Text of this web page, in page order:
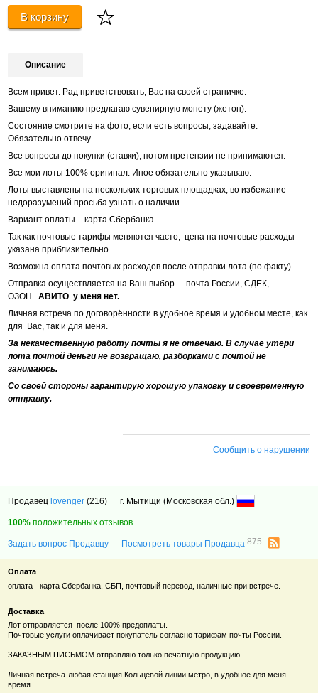
В корзину
Описание
Всем привет. Рад приветствовать, Вас на своей страничке.
Вашему вниманию предлагаю сувенирную монету (жетон).
Состояние смотрите на фото, если есть вопросы, задавайте.
Обязательно отвечу.
Все вопросы до покупки (ставки), потом претензии не принимаются.
Все мои лоты 100% оригинал. Иное обязательно указываю.
Лоты выставлены на нескольких торговых площадках, во избежание
недоразумений просьба узнать о наличии.
Вариант оплаты – карта Сбербанка.
Так как почтовые тарифы меняются часто, цена на почтовые расходы
указана приблизительно.
Возможна оплата почтовых расходов после отправки лота (по факту).
Отправка осуществляется на Ваш выбор - почта России, СДЕК,
ОЗОН.АВИТО у меня нет.
Личная встреча по договорённости в удобное время и удобном месте, как
для Вас, так и для меня.
За некачественную работу почты я не отвечаю. В случае утери
лота почтой деньги не возвращаю, разборками с почтой не
занимаюсь.
Со своей стороны гарантирую хорошую упаковку и своевременную
отправку.
Сообщить о нарушении
Продавец lovenger (216) г. Мытищи (Московская обл.)
100% положительных отзывов
Задать вопрос Продавцу Посмотреть товары Продавца875
Оплата
оплата - карта Сбербанка, СБП, почтовый перевод, наличные при встрече.
Доставка
Лот отправляется после 100% предоплаты.
Почтовые услуги оплачивает покупатель согласно тарифам почты России.
ЗАКАЗНЫМ ПИСЬМОМ отправляю только печатную продукцию.
Личная встреча-любая станция Кольцевой линии метро, в удобное для меня
время.